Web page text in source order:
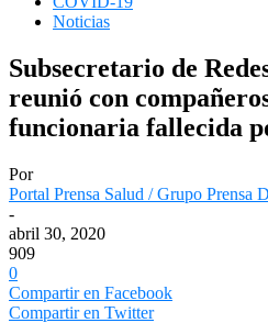
Noticias
Subsecretario de
reunió con
funcionaria fallecida
Por
Portal Prensa Salud / Grupo Prensa
-
abril 30, 2020
909
0
Compartir en Facebook
Compartir en Twitter